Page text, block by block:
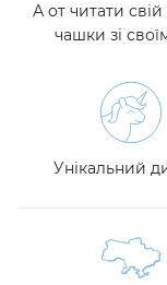
А от читати
чашки зі
Унікальний